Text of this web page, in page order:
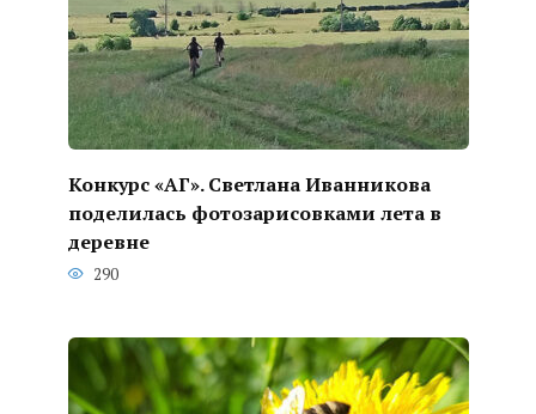
Конкурс «АГ». Светлана Иванникова
поделилась фотозарисовками лета в
деревне
290